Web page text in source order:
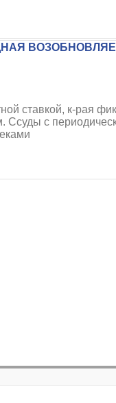
ставкой, к-рая
Ссуды с